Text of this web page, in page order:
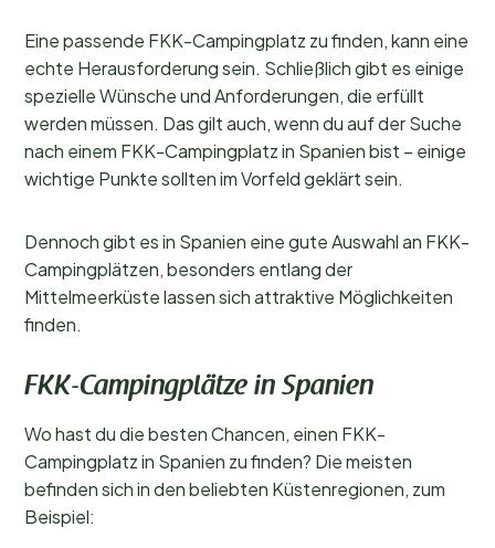
Eine passende FKK-Campingplatz zu finden, kann eine
echte Herausforderung sein. Schließlich gibt es einige
spezielle Wünsche und Anforderungen, die erfüllt
werden müssen. Das gilt auch, wenn du auf der Suche
nach einem FKK-Campingplatz in Spanien bist – einige
wichtige Punkte sollten im Vorfeld geklärt sein.
Dennoch gibt es in Spanien eine gute Auswahl an FKK-
Campingplätzen, besonders entlang der
Mittelmeerküste lassen sich attraktive Möglichkeiten
finden.
FKK-Campingplätze in Spanien
Wo hast du die besten Chancen, einen FKK-
Campingplatz in Spanien zu finden? Die meisten
befinden sich in den beliebten Küstenregionen, zum
Beispiel: